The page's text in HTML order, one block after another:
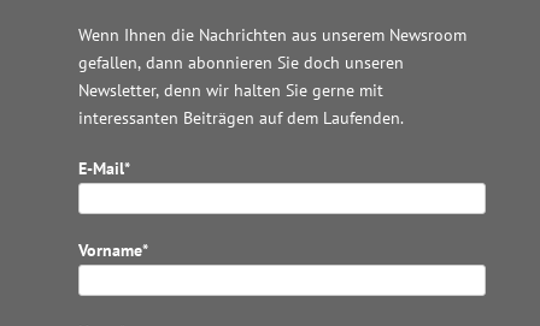
Wenn Ihnen die Nachrichten aus unserem Newsroom
gefallen, dann abonnieren Sie doch unseren
Newsletter, denn wir halten Sie gerne mit
interessanten Beiträgen auf dem Laufenden.
E-Mail*
Vorname*